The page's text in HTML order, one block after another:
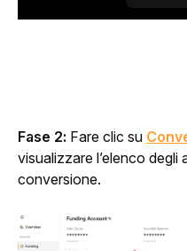
Fase 2: Fare clic su
visualizzare l’elenco degli
conversione.